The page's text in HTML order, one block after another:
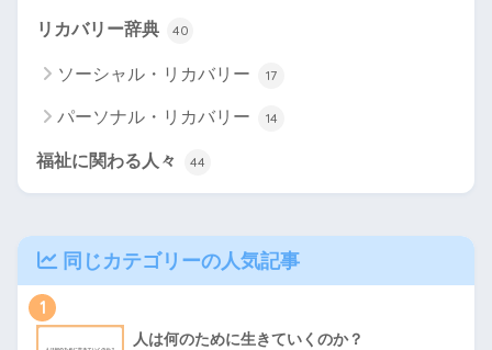
リカバリー辞典 40
ソーシャル・リカバリー 17
パーソナル・リカバリー 14
福祉に関わる人々 44
同じカテゴリーの人気記事
1
人は何のために生きていくのか？